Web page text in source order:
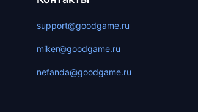
support@goodgame.ru
miker@goodgame.ru
nefanda@goodgame.ru